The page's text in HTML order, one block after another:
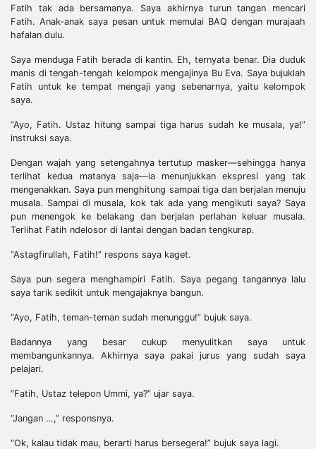
Fatih tak ada bersamanya. Saya akhirnya turun tangan mencari
Fatih. Anak-anak saya pesan untuk memulai BAQ dengan murajaah
hafalan dulu.
Saya menduga Fatih berada di kantin. Eh, ternyata benar. Dia duduk
manis di tengah-tengah kelompok mengajinya Bu Eva. Saya bujuklah
Fatih untuk ke tempat mengaji yang sebenarnya, yaitu kelompok
saya.
“Ayo, Fatih. Ustaz hitung sampai tiga harus sudah ke musala, ya!”
instruksi saya.
Dengan wajah yang setengahnya tertutup masker—sehingga hanya
terlihat kedua matanya saja—ia menunjukkan ekspresi yang tak
mengenakkan. Saya pun menghitung sampai tiga dan berjalan menuju
musala. Sampai di musala, kok tak ada yang mengikuti saya? Saya
pun menengok ke belakang dan berjalan perlahan keluar musala.
Terlihat Fatih ndelosor di lantai dengan badan tengkurap.
“Astagfirullah, Fatih!” respons saya kaget.
Saya pun segera menghampiri Fatih. Saya pegang tangannya lalu
saya tarik sedikit untuk mengajaknya bangun.
“Ayo, Fatih, teman-teman sudah menunggu!” bujuk saya.
Badannya yang besar cukup menyulitkan saya untuk
membangunkannya. Akhirnya saya pakai jurus yang sudah saya
pelajari.
“Fatih, Ustaz telepon Ummi, ya?” ujar saya.
“Jangan …,” responsnya.
“Ok, kalau tidak mau, berarti harus bersegera!” bujuk saya lagi.